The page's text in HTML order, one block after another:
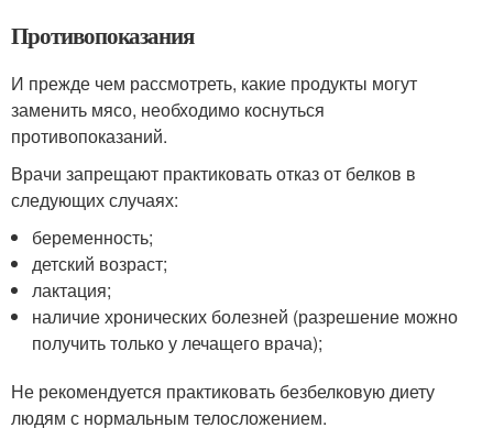
Противопоказания
И прежде чем рассмотреть, какие продукты могут
заменить мясо, необходимо коснуться
противопоказаний.
Врачи запрещают практиковать отказ от белков в
следующих случаях:
беременность;
детский возраст;
лактация;
наличие хронических болезней (разрешение можно
получить только у лечащего врача);
Не рекомендуется практиковать безбелковую диету
людям с нормальным телосложением.